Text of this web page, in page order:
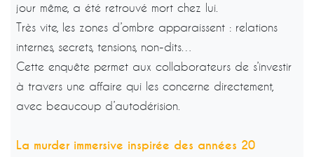
jour même, a été retrouvé mort chez lui.
Très vite, les zones d’ombre apparaissent : relations
internes, secrets, tensions, non-dits…
Cette enquête permet aux collaborateurs de s’investir
à travers une affaire qui les concerne directement,
avec beaucoup d’autodérision.
La murder immersive inspirée des années 20